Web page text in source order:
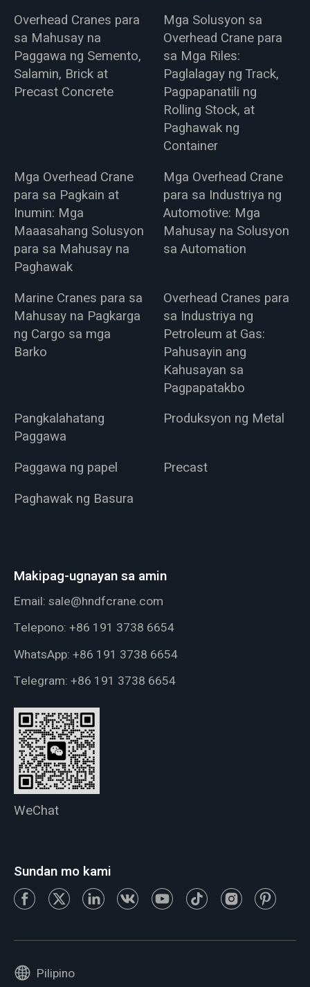
Overhead Cranes para
sa Mahusay na
Paggawa ng Semento,
Salamin, Brick at
Precast Concrete
Mga Solusyon sa
Overhead Crane para
sa Mga Riles:
Paglalagay ng Track,
Pagpapanatili ng
Rolling Stock, at
Paghawak ng
Container
Mga Overhead Crane
para sa Pagkain at
Inumin: Mga
Maaasahang Solusyon
para sa Mahusay na
Paghawak
Mga Overhead Crane
para sa Industriya ng
Automotive: Mga
Mahusay na Solusyon
sa Automation
Marine Cranes para sa
Mahusay na Pagkarga
ng Cargo sa mga
Barko
Overhead Cranes para
sa Industriya ng
Petroleum at Gas:
Pahusayin ang
Kahusayan sa
Pagpapatakbo
Pangkalahatang
Paggawa
Produksyon ng Metal
Paggawa ng papel
Precast
Paghawak ng Basura
Makipag-ugnayan sa amin
Email: sale@hndfcrane.com
Telepono: +86 191 3738 6654
WhatsApp: +86 191 3738 6654
Telegram: +86 191 3738 6654
WeChat
Sundan mo kami
Pilipino